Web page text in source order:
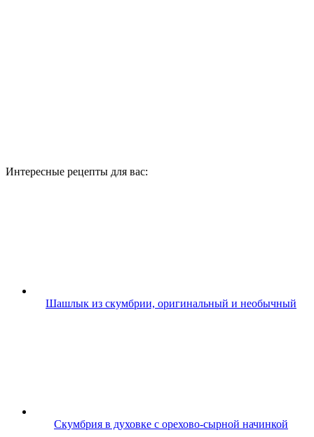
Интересные рецепты для вас:
Шашлык из скумбрии, оригинальный и необычный
Скумбрия в духовке с орехово-сырной начинкой